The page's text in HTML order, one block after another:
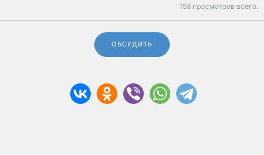
158 просмотров всего.
ОБСУДИТЬ